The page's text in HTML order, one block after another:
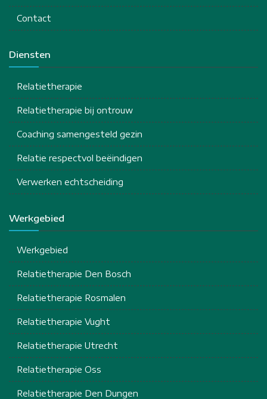
Contact
Diensten
Relatietherapie
Relatietherapie bij ontrouw
Coaching samengesteld gezin
Relatie respectvol beëindigen
Verwerken echtscheiding
Werkgebied
Werkgebied
Relatietherapie Den Bosch
Relatietherapie Rosmalen
Relatietherapie Vught
Relatietherapie Utrecht
Relatietherapie Oss
Relatietherapie Den Dungen